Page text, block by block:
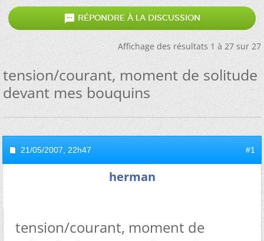
 RÉPONDRE À LA DISCUSSION
Affichage des résultats 1 à 27 sur 27
tension/courant, moment de solitude
devant mes bouquins
21/05/2007, 22h47 #1
herman
tension/courant, moment de